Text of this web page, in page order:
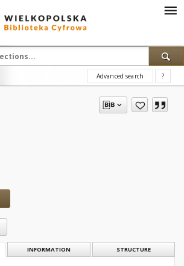
Advanced search ?
INFORMATION STRUCTURE